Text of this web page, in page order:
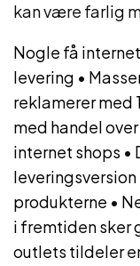
kan være farlig
Nogle få
levering •
reklamerer med
med handel
internet shops •
produkterne •
i fremtiden sker
outlets tildeler